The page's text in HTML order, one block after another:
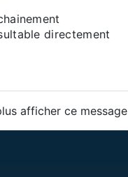
directement
afficher ce message